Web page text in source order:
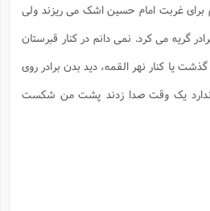
برای غربت امام حسین اشک می ریزند ولی
گریه می کرد. نمی دانم در کنار قبرستان
یا کنار نهر القمه، دید بدن برادر روی
یک وقت صدا زدند پشت من شکست